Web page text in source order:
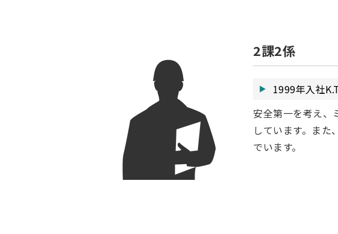
2課2係
1999年入社
安全第一を考え、
しています。ま
でいます。